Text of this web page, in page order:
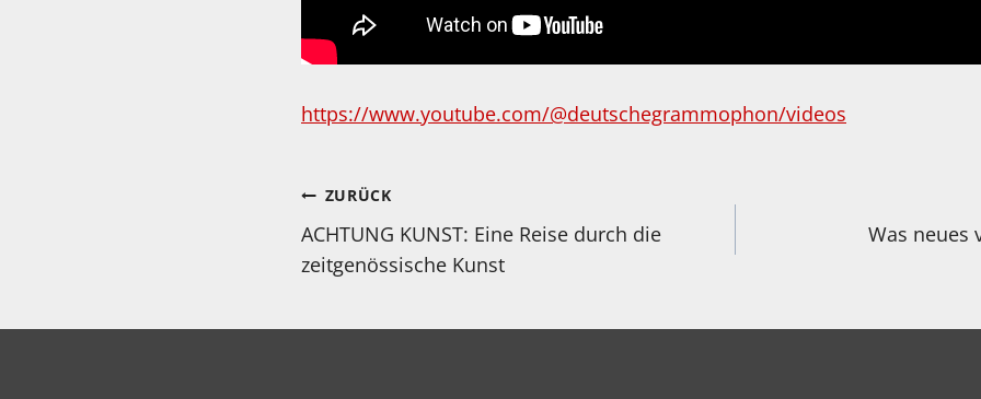
https://www.youtube.com/@deutschegrammophon/videos
Beitragsnavigation
ZURÜCK
ACHTUNG KUNST: Eine Reise durch die
zeitgenössische Kunst
Was neues